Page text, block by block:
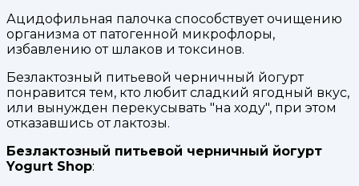
Ацидофильная палочка способствует очищению
организма от патогенной микрофлоры,
избавлению от шлаков и токсинов.
Безлактозный питьевой черничный йогурт
понравится тем, кто любит сладкий ягодный вкус,
или вынужден перекусывать "на ходу", при этом
отказавшись от лактозы.
Безлактозный питьевой черничный йогурт
Yogurt Shop: